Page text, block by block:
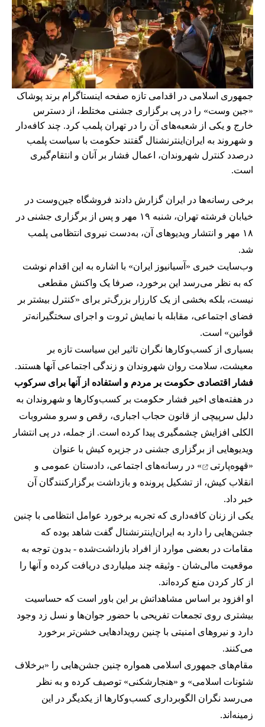
جمهوری اسلامی در اقدامی تازه صفحه اینستاگرام برند پوشاک
«جین وست» را در پی برگزاری جشنی مختلط، از دسترس
خارج و یکی از شعبه‌های آن را در تهران پلمب کرد. چند کافه‌‌دار
و شهروند به ایران‌اینترنشنال گفتند حکومت با سیاست پلمب
درصدد کنترل شهروندان، اعمال فشار بر آنان و انتقام‌گیری
است.
برخی رسانه‌ها در ایران گزارش دادند فروشگاه جین‌وست در
خیابان فرشته تهران، شنبه ۱۹ مهر و پس از برگزاری جشنی در
۱۸ مهر و انتشار ویدیوهای آن، به‌دست نیروی انتظامی پلمب
شد.
وب‌سایت خبری «آسیانیوز ایران» با اشاره به این اقدام نوشت
که به نظر می‌رسد این برخورد، صرفا یک واکنش مقطعی
نیست، بلکه بخشی از یک کارزار بزرگ‌تر برای «کنترل بیشتر بر
فضای اجتماعی، مقابله با نمایش ثروت و اجرای سختگیرانه‌تر
قوانین» است.
بسیاری از کسب‌وکارها نگران تاثیر این سیاست‌ تازه بر
معیشت، سلامت روان شهروندان و زندگی اجتماعی آنها هستند.
فشار اقتصادی حکومت بر مردم و استفاده از آنها برای سرکوب
در هفته‌های اخیر فشار حکومت بر کسب‌وکارها و شهروندان به
دلیل سرپیچی از قانون حجاب اجباری، رقص و سرو مشروبات
الکلی افزایش چشمگیری پیدا کرده است. از جمله، در پی انتشار
ویدیوهایی از برگزاری جشنی در جزیره کیش با عنوان
«قهوه‌پارتی
» در رسانه‌های اجتماعی، دادستان عمومی و
انقلاب کیش، از تشکیل پرونده و بازداشت برگزارکنندگان آن
خبر داد.
یکی از زنان کافه‌داری که تجربه برخورد عوامل انتظامی با چنین
جشن‌هایی را دارد به ایران‌اینترنشنال گفت شاهد بوده که
مقامات در بعضی موارد از افراد بازداشت‌‌شده - بدون توجه به
موقعیت مالی‌شان - وثیقه چند میلیاردی دریافت کرده و آنها را
از کار کردن منع کرده‌اند.
او افزود بر اساس مشاهداتش بر این باور است که حساسیت
بیشتری روی تجمعات تفریحی با حضور جوان‌ها و نسل زد وجود
دارد و نیروهای امنیتی با چنین رویدادهایی خشن‌تر برخورد
می‌کنند.
مقام‌های جمهوری اسلامی همواره چنین جشن‌هایی را «برخلاف
شئونات اسلامی» و «هنجارشکنی» توصیف کرده و به نظر
می‌رسد نگران الگوبرداری کسب‌وکارها از یکدیگر در این
زمینه‌اند.